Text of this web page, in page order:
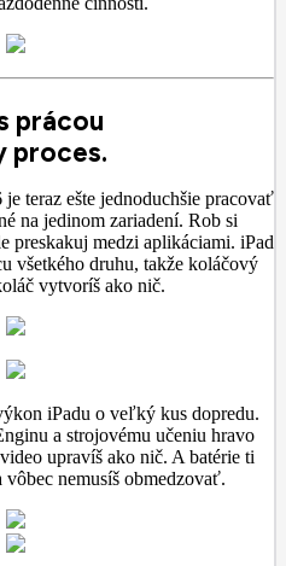
prácou
proces.
teraz ešte jednoduchšie pracovať
na jedinom zariadení. Rob si
preskakuj medzi aplikáciami. iPad
všetkého druhu, takže koláčový
vytvoríš ako nič.
iPadu o veľký kus dopredu.
a strojovému učeniu hravo
upravíš ako nič. A batérie ti
nemusíš obmedzovať.